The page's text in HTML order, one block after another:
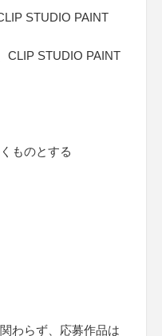
STUDIO PAINT
STUDIO PAINT
ものとする
わらず、応募作品は